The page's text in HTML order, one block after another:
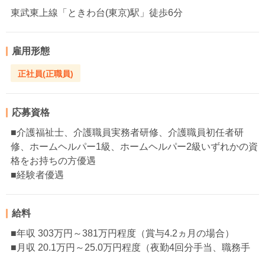
東武東上線「ときわ台(東京)駅」徒歩6分
雇用形態
正社員(正職員)
応募資格
■介護福祉士、介護職員実務者研修、介護職員初任者研
修、ホームヘルパー1級、ホームヘルパー2級いずれかの資
格をお持ちの方優遇
■経験者優遇
給料
■年収 303万円～381万円程度（賞与4.2ヵ月の場合）
■月収 20.1万円～25.0万円程度（夜勤4回分手当、職務手